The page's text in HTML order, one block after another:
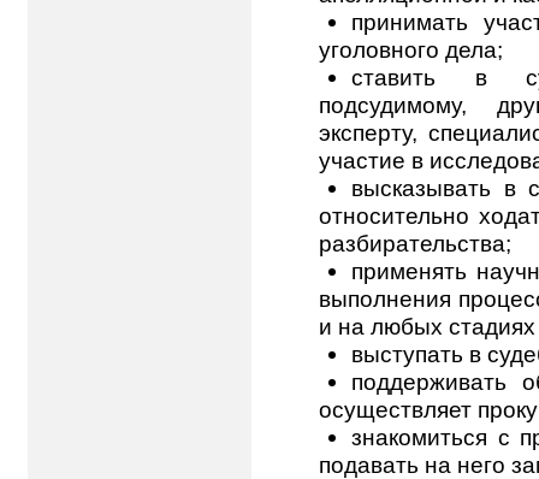
принимать
уголовного дела;
ставить в
подсудимому,
эксперту,
участие в
высказывать в
относительно
разбирательства;
применять
выполнения
и на любых
выступать в
поддерживать
осуществляет
знакомиться с
подавать на него